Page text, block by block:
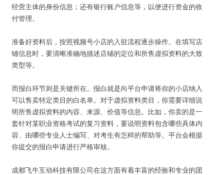
经营主体的身份信息；还有银行账户信息等，以便进行资金的收
付管理。
准备好资料后，按照视频号小店的入驻流程逐步操作。在填写店
铺信息时，要清晰准确地描述店铺的定位和所售虚拟资料的大致
类型等。
而报白环节则是关键所在。报白就是向平台申请将你的小店纳入
可以售卖特定类目的白名单。对于虚拟资料类目，你需要详细说
明所售虚拟资料的内容、来源、价值等信息。比如，你卖的是一
套针对某职业资格考试的复习资料，要说明资料包含哪些具体内
容、由哪些专业人士编写、对考生有怎样的帮助等。平台会根据
你提交的报白申请进行严格审核。
成都飞牛互动科技有限公司在这方面有着丰富的经验和专业的团